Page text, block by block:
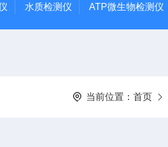
水质检测仪 ATP微生物检测仪
当前位置： 首页